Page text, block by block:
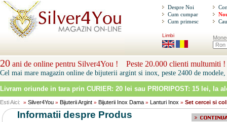
Despre Noi
Cum cumpar
Cum primesc
Limbi
20 ani de online pentru Silver4You ! Peste 20.000 clienti multumiti !
Cel mai mare magazin online de bijuterii argint si inox, peste 2400 de modele,
Livram oriunde in tara prin CURIER: 20 lei sau PRIORIPOST: 15 lei, la
Esti Aici: » Silver4You » Bijuterii Argint » Bijuterii Inox Dama » Lanturi Inox » Set cercei si
Informatii despre Produs